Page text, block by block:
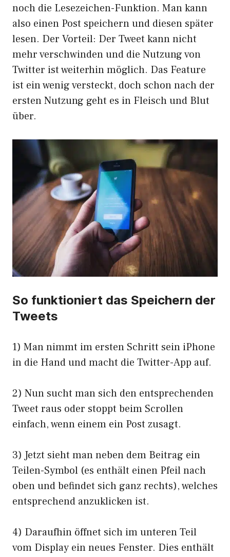
noch die Lesezeichen-Funktion. Man kann
also einen Post speichern und diesen später
lesen. Der Vorteil: Der Tweet kann nicht
mehr verschwinden und die Nutzung von
Twitter ist weiterhin möglich. Das Feature
ist ein wenig versteckt, doch schon nach der
ersten Nutzung geht es in Fleisch und Blut
über.
So funktioniert das Speichern der
Tweets
1) Man nimmt im ersten Schritt sein iPhone
in die Hand und macht die Twitter-App auf.
2) Nun sucht man sich den entsprechenden
Tweet raus oder stoppt beim Scrollen
einfach, wenn einem ein Post zusagt.
3) Jetzt sieht man neben dem Beitrag ein
Teilen-Symbol (es enthält einen Pfeil nach
oben und befindet sich ganz rechts), welches
entsprechend anzuklicken ist.
4) Daraufhin öffnet sich im unteren Teil
vom Display ein neues Fenster. Dies enthält